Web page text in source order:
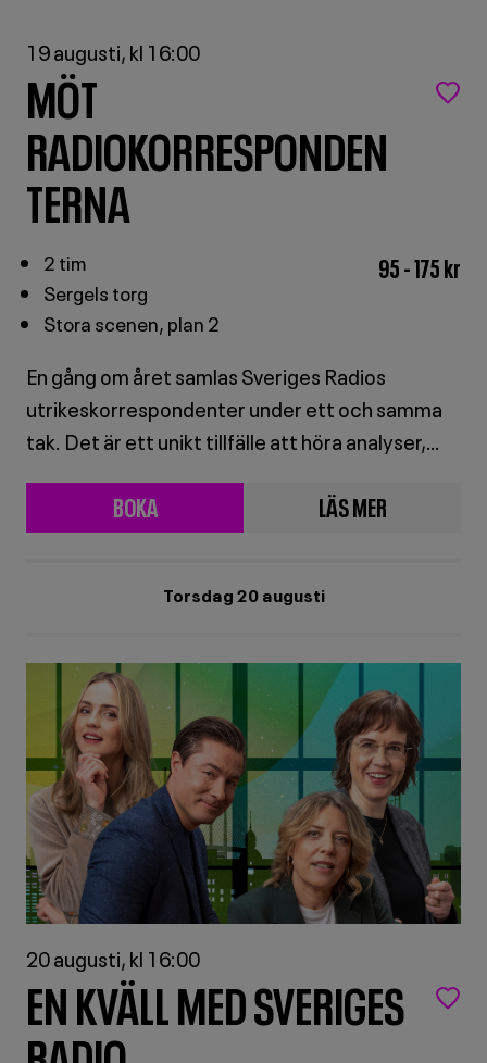
19 augusti, kl 16:00
MÖT
RADIOKORRESPONDEN
TERNA
2 tim
Sergels torg
Stora scenen, plan 2
95 - 175 kr
En gång om året samlas Sveriges Radios
utrikeskorrespondenter under ett och samma
tak. Det är ett unikt tillfälle att höra analyser,
scen. För dig som vill förstå världen, inte bara
följa den. Kom och träffa dem som bevakar den
BOKA
BILJETTER
RADIOKORRESPONDENTERNA
LÄS MER
Torsdag 20 augusti
20 augusti, kl 16:00
EN KVÄLL MED SVERIGES